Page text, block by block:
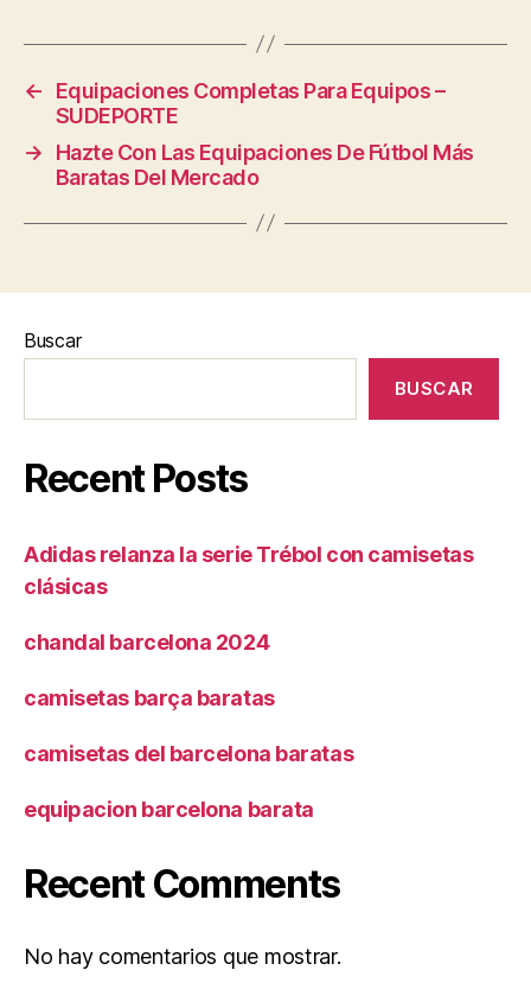
←
Equipaciones Completas Para Equipos –
SUDEPORTE
→
Hazte Con Las Equipaciones De Fútbol Más
Baratas Del Mercado
Buscar
BUSCAR
Recent Posts
Adidas relanza la serie Trébol con camisetas
clásicas
chandal barcelona 2024
camisetas barça baratas
camisetas del barcelona baratas
equipacion barcelona barata
Recent Comments
No hay comentarios que mostrar.